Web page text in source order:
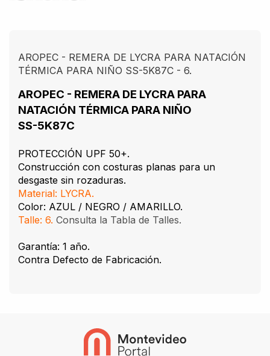
AROPEC - REMERA DE LYCRA PARA NATACIÓN
TÉRMICA PARA NIÑO SS-5K87C - 6.
AROPEC - REMERA DE LYCRA PARA
NATACIÓN TÉRMICA PARA NIÑO
SS-5K87C
PROTECCIÓN UPF 50+.
Construcción con costuras planas para un
desgaste sin rozaduras.
Material: LYCRA.
Color: AZUL / NEGRO / AMARILLO.
Talle: 6. Consulta la Tabla de Talles.
Garantía: 1 año.
Contra Defecto de Fabricación.